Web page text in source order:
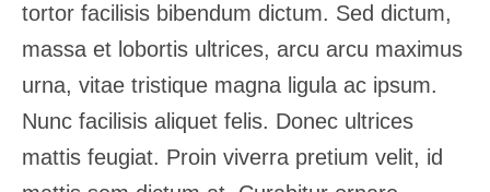
tortor facilisis bibendum dictum. Sed dictum,
massa et lobortis ultrices, arcu arcu maximus
urna, vitae tristique magna ligula ac ipsum.
Nunc facilisis aliquet felis. Donec ultrices
mattis feugiat. Proin viverra pretium velit, id